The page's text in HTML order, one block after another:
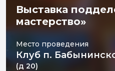
Выставка
мастерство»
Место проведения
Клуб п.
(д 20)